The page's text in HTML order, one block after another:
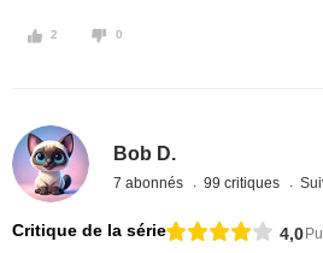
2 0
Bob D.
7 abonnés 99 critiques
Critique de la série 4,0